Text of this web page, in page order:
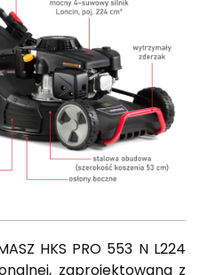
HKS PRO 553 N L224
zaprojektowana z